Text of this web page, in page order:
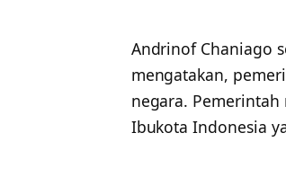
Andrinof Chaniago
mengatakan,
negara.
Ibukota Indonesia